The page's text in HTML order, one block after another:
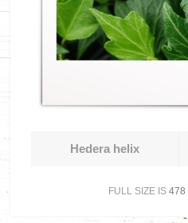
Hedera helix
FULL SIZE IS 478